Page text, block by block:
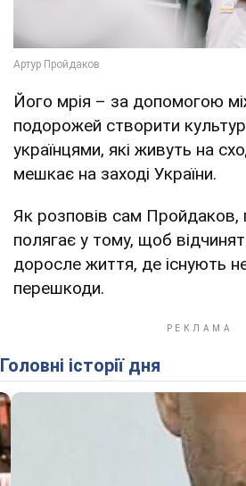
Його мрія – за допомогою
подорожей створити
українцями, які живуть на
мешкає на заході України.
Як розповів сам Пройдаков,
полягає у тому, щоб
доросле життя, де існують
перешкоди.
Головні історії дня